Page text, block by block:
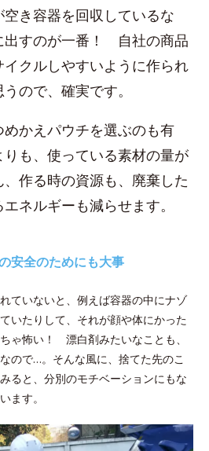
空き容器を回収しているな
出すのが一番！ 自社の商品
イクルしやすいように作られ
ので、確実です。
めかえパウチを選ぶのも有
も、使っている素材の量が
、作る時の資源も、廃棄した
ネルギーも減らせます。
安全のためにも大事
ていないと、例えば容器の中にナゾ
いたりして、それが顔や体にかった
ゃ怖い！ 漂白剤みたいなことも、
ので…。そんな風に、捨てた先のこ
ると、分別のモチベーションにもな
ます。